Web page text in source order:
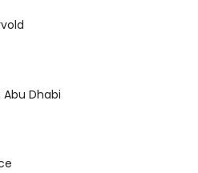
Dhabi